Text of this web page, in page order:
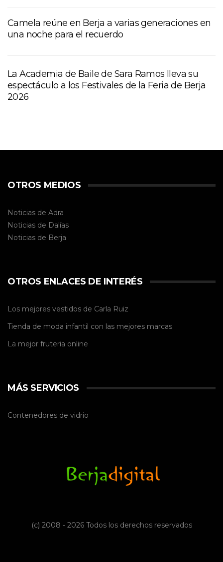
Camela reúne en Berja a varias generaciones en
una noche para el recuerdo
La Academia de Baile de Sara Ramos lleva su
espectáculo a los Festivales de la Feria de Berja
2026
OTROS MEDIOS
Noticias de Adra
Noticias de Dalías
Noticias de Berja
OTROS ENLACES DE INTERÉS
Los mejores vestidos de Carla Ruiz
Tienda de moda infantil con las mejores marcas
La mejor fruteria online
MÁS SERVICIOS
Contenedores de vidrio
(c) 2008 - 2026 Todos los derechos reservados